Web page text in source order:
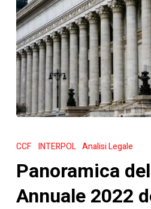
del
Annuale
2022
CCF INTERPOL Analisi Legale
Panoramica
Annuale 2022